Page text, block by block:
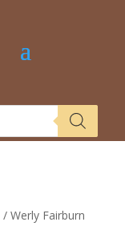
/ Werly Fairburn